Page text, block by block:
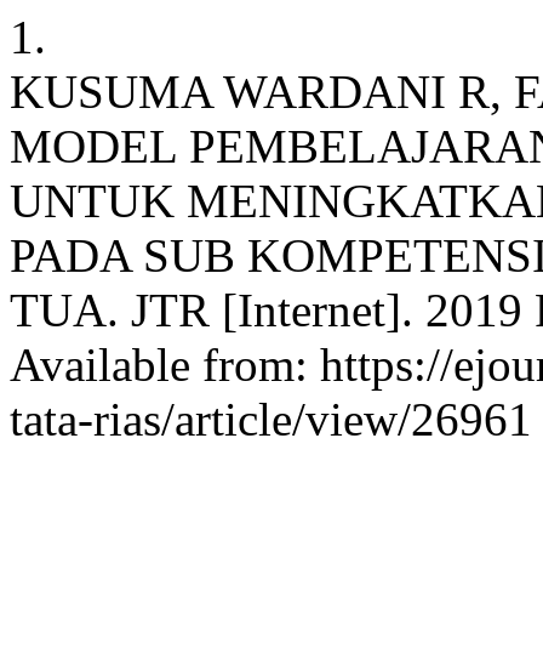
1.
KUSUMA WARDANI R,
MODEL
UNTUK
PADA SUB
TUA. JTR [Internet]. 2019
Available from: https://
tata-rias/article/view/26961